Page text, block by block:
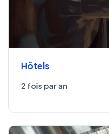
Hôtels
2 fois par an